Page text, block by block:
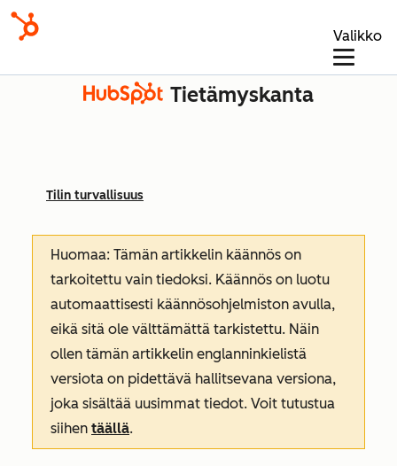
Valikko
Tietämyskanta
Tilin turvallisuus
Huomaa: Tämän artikkelin käännös on
tarkoitettu vain tiedoksi. Käännös on luotu
automaattisesti käännösohjelmiston avulla,
eikä sitä ole välttämättä tarkistettu. Näin
ollen tämän artikkelin englanninkielistä
versiota on pidettävä hallitsevana versiona,
joka sisältää uusimmat tiedot. Voit tutustua
siihen täällä.